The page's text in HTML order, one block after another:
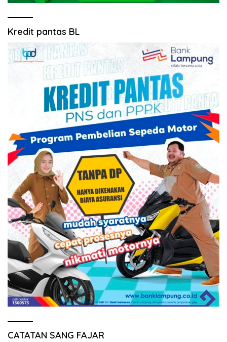
Kredit pantas BL
CATATAN SANG FAJAR